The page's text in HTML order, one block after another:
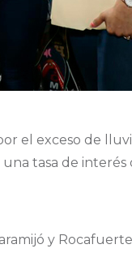
el exceso de
tasa de interés
y